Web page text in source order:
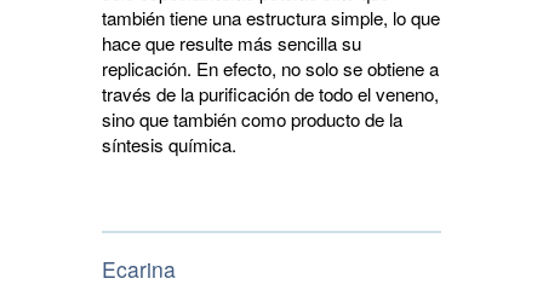
también tiene una estructura simple, lo que
hace que resulte más sencilla su
replicación. En efecto, no solo se obtiene a
través de la purificación de todo el veneno,
sino que también como producto de la
síntesis química.
Ecarina